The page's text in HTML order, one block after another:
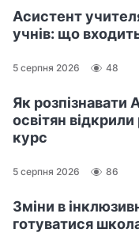
Асистент
учнів: що
5 серпня 2026 48
Як
освітян
курс
5 серпня 2026 86
Зміни в
готуватися